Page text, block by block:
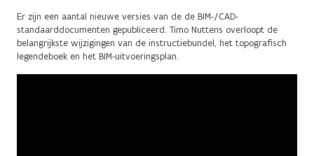
Er zijn een aantal nieuwe versies van de de BIM-/CAD-
standaarddocumenten gepubliceerd. Timo Nuttens overloopt de
belangrijkste wijzigingen van de instructiebundel, het topografisch
legendeboek en het BIM-uitvoeringsplan.